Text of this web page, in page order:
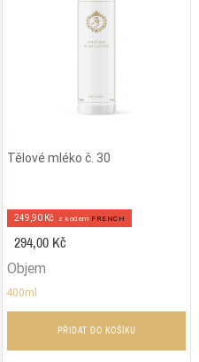
Tělové mléko č. 30
249,90 Kč z kodem FRENCH
294,00 Kč
Objem
400ml
PŘIDAT DO KOŠÍKU